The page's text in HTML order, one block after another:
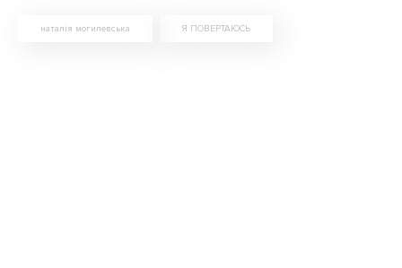
наталія могилевська Я ПОВЕРТАЮСЬ